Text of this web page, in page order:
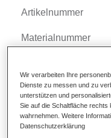
Artikelnummer
Materialnummer
Wir verarbeiten Ihre
Dienste zu messen und zu
unterstützen und
Sie auf die Schaltfläche
wahrnehmen. Weitere
Datenschutzerklärung